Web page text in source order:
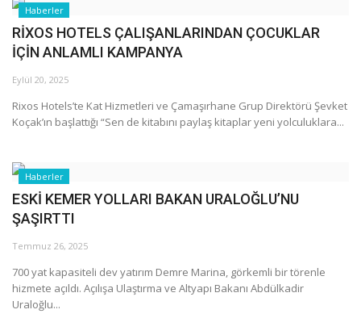
Haberler
RİXOS HOTELS ÇALIŞANLARINDAN ÇOCUKLAR
İÇİN ANLAMLI KAMPANYA
Eylül 20, 2025
Rixos Hotels’te Kat Hizmetleri ve Çamaşırhane Grup Direktörü Şevket
Koçak’ın başlattığı “Sen de kitabını paylaş kitaplar yeni yolculuklara...
Haberler
ESKİ KEMER YOLLARI BAKAN URALOĞLU’NU
ŞAŞIRTTI
Temmuz 26, 2025
700 yat kapasiteli dev yatırım Demre Marina, görkemli bir törenle
hizmete açıldı. Açılışa Ulaştırma ve Altyapı Bakanı Abdülkadir
Uraloğlu...